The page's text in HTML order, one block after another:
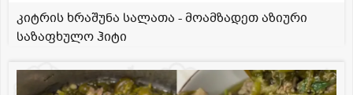
კიტრის ხრაშუნა სალათა - მოამზადეთ აზიური
საზაფხულო ჰიტი